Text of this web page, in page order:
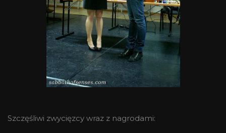
Szczęśliwi zwycięzcy wraz z nagrodami: